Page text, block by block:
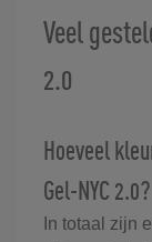
Veel
2.0
Hoeveel
Gel-NYC 2.0?
In totaal zijn